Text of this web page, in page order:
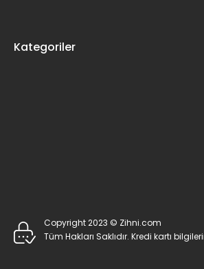
Kategoriler
Copyright 2023 © Zihni.com
Tüm Hakları Saklıdır. Kredi kartı